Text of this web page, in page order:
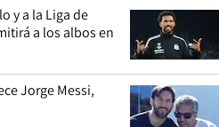
y a la Liga de
a los albos en
Jorge Messi,